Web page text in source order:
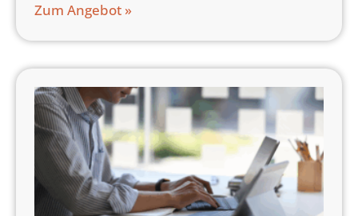
Zum Angebot »